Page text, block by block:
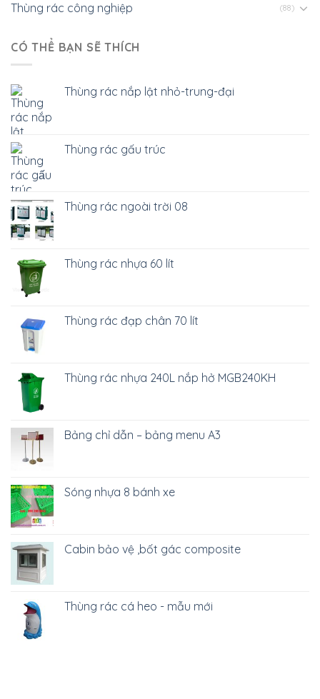
Thùng rác công nghiệp (88)
CÓ THỂ BẠN SẼ THÍCH
Thùng rác nắp lật nhỏ-trung-đại
Thùng rác gấu trúc
Thùng rác ngoài trời 08
Thùng rác nhựa 60 lít
Thùng rác đạp chân 70 lít
Thùng rác nhựa 240L nắp hở MGB240KH
Bảng chỉ dẫn – bảng menu A3
Sóng nhựa 8 bánh xe
Cabin bảo vệ ,bốt gác composite
Thùng rác cá heo - mẫu mới